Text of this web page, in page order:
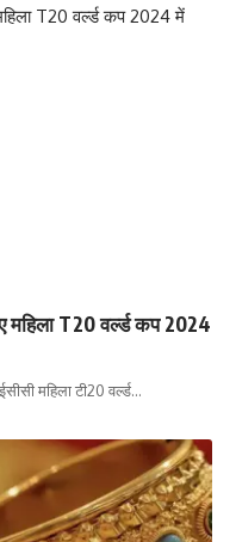
महिला T20 वर्ल्ड कप 2024
महिला टी20 वर्ल्ड…